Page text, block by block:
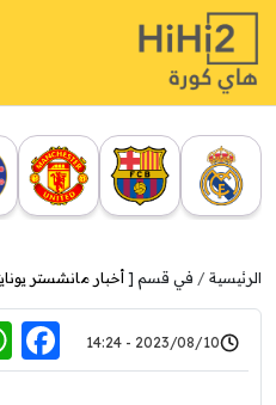
الرئيسية في قسم [ أخبار مانشستر
2023/08/10 - 14:24